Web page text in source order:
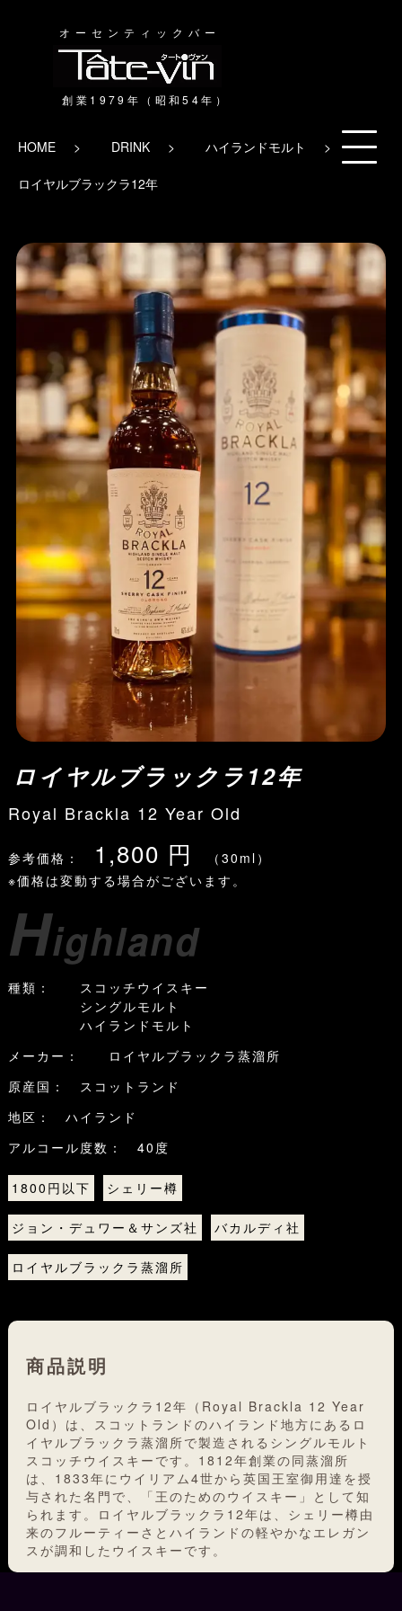
オーセンティックバー
HOME DRINK ハイランドモルト
ロイヤルブラックラ12年
ロイヤルブラックラ12年
Royal Brackla 12 Year Old
参考価格： 1,800 円
（30ml）
※価格は変動する場合がございます。
Highland
種類： スコッチウイスキー
シングルモルト
ハイランドモルト
メーカー： ロイヤルブラックラ蒸溜所
原産国： スコットランド
地区： ハイランド
アルコール度数： 40度
1800円以下 シェリー樽
ジョン・デュワー＆サンズ社 バカルディ社
ロイヤルブラックラ蒸溜所
商品説明
ロイヤルブラックラ12年（Royal Brackla 12 Year
Old）は、スコットランドのハイランド地方にあるロ
イヤルブラックラ蒸溜所で製造されるシングルモルト
スコッチウイスキーです。1812年創業の同蒸溜所
は、1833年にウイリアム4世から英国王室御用達を授
与された名門で、「王のためのウイスキー」として知
られます。ロイヤルブラックラ12年は、シェリー樽由
来のフルーティーさとハイランドの軽やかなエレガン
スが調和したウイスキーです。